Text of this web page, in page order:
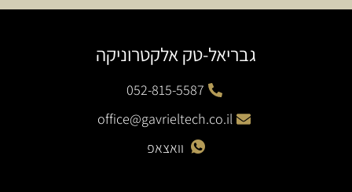
גבריאל-טק אלקטרוניקה
052-815-5587
office@gavrieltech.co.il
וואצאפ